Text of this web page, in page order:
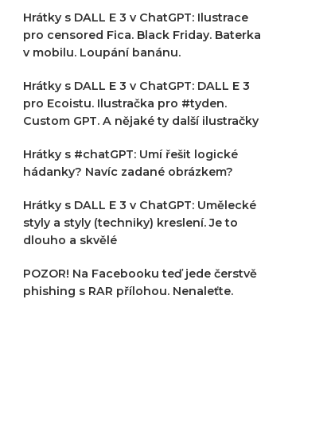
Hrátky s DALL E 3 v ChatGPT: Ilustrace
pro censored Fica. Black Friday. Baterka
v mobilu. Loupání banánu.
Hrátky s DALL E 3 v ChatGPT: DALL E 3
pro Ecoistu. Ilustračka pro #tyden.
Custom GPT. A nějaké ty další ilustračky
Hrátky s #chatGPT: Umí řešit logické
hádanky? Navíc zadané obrázkem?
Hrátky s DALL E 3 v ChatGPT: Umělecké
styly a styly (techniky) kreslení. Je to
dlouho a skvělé
POZOR! Na Facebooku teď jede čerstvě
phishing s RAR přílohou. Nenaleťte.